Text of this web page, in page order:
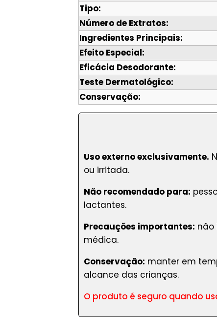
Tipo:
Número de Extratos:
Ingredientes Principais:
Efeito Especial:
Eficácia Desodorante:
Teste Dermatológico:
Conservação:
Uso externo exclusivamente.
ou irritada.
Não recomendado para:
lactantes.
Precauções importantes: não
médica.
Conservação: manter em
alcance das crianças.
O produto é seguro quando